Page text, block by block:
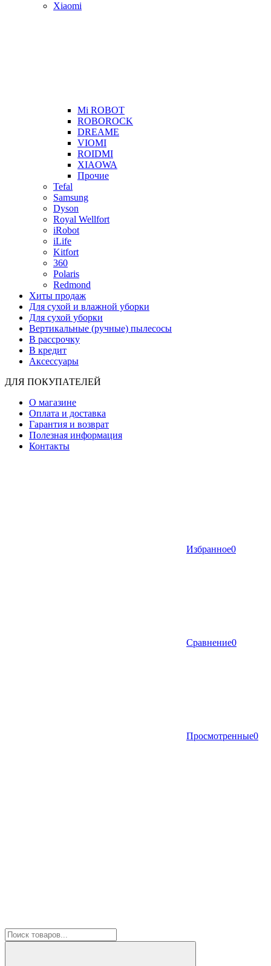
Xiaomi
Mi ROBOT
ROBOROCK
DREAME
VIOMI
ROIDMI
XIAOWA
Прочие
Tefal
Samsung
Dyson
Royal Wellfort
iRobot
iLife
Kitfort
360
Polaris
Redmond
Хиты продаж
Для сухой и влажной уборки
Для сухой уборки
Вертикальные (ручные) пылесосы
В рассрочку
В кредит
Аксессуары
ДЛЯ ПОКУПАТЕЛЕЙ
О магазине
Оплата и доставка
Гарантия и возврат
Полезная информация
Контакты
Избранное0
Сравнение0
Просмотренные0